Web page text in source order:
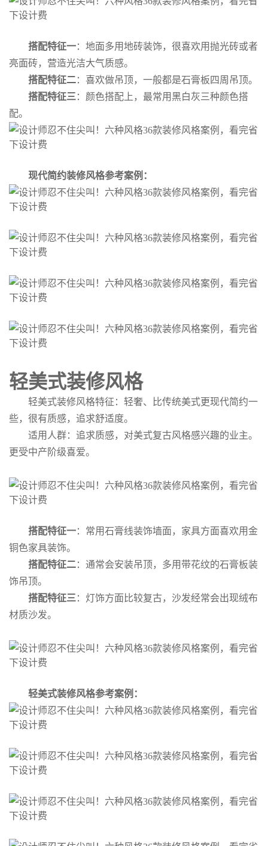
搭配特征一：地面多用地砖装饰，很喜欢用抛光砖或者
亮面砖，营造光洁大气质感。
搭配特征二：喜欢做吊顶，一般都是石膏板四周吊顶。
搭配特征三：颜色搭配上，最常用黑白灰三种颜色搭
配。
现代简约装修风格参考案例：
轻美式装修风格
轻美式装修风格特征：轻奢、比传统美式更现代简约一
些，很有质感，追求舒适度。
适用人群：追求质感，对美式复古风格感兴趣的业主。
更受中产阶级喜爱。
搭配特征一：常用石膏线装饰墙面，家具方面喜欢用金
铜色家具装饰。
搭配特征二：通常会安装吊顶，多用带花纹的石膏板装
饰吊顶。
搭配特征三：灯饰方面比较复古，沙发经常会出现绒布
材质沙发。
轻美式装修风格参考案例：